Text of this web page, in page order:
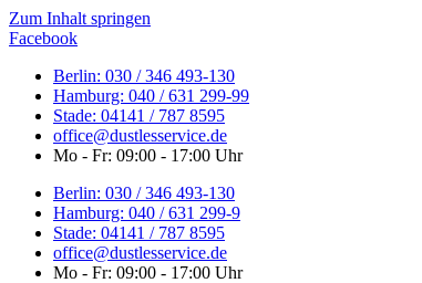
Zum Inhalt springen
Facebook
Berlin: 030 / 346 493-130
Hamburg: 040 / 631 299-99
Stade: 04141 / 787 8595
office@dustlesservice.de
Mo - Fr: 09:00 - 17:00 Uhr
Berlin: 030 / 346 493-130
Hamburg: 040 / 631 299-9
Stade: 04141 / 787 8595
office@dustlesservice.de
Mo - Fr: 09:00 - 17:00 Uhr